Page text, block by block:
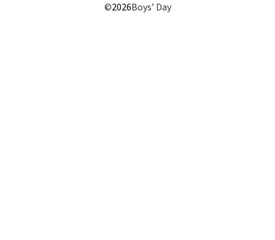
©2026Boys’ Day